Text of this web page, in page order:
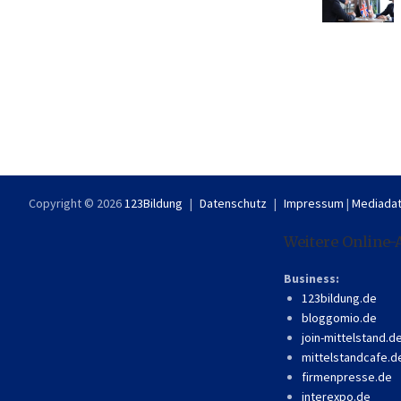
Copyright © 2026123Bildung Datenschutz Impressum |
Weitere Online-
Business:
123bildung.de
bloggomio.de
join-mittelstand.de
firmenpresse.de
interexpo.de